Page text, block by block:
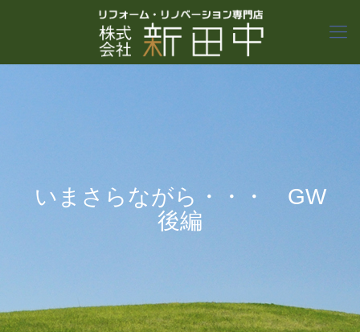
いまさらながら・・・ GW
後編